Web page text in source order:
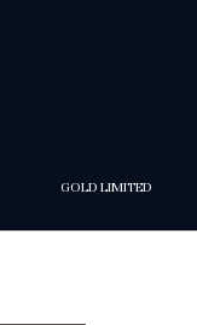
GOLD LIMITED